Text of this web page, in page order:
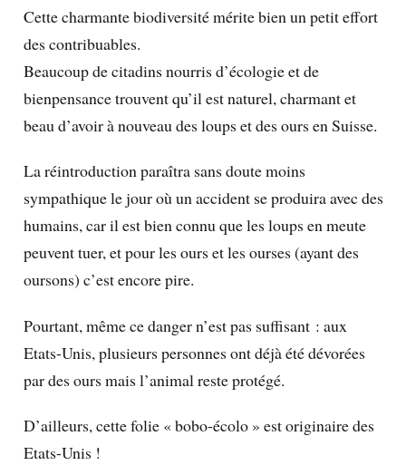
Cette charmante biodiversité mérite bien un petit effort
des contribuables.
Beaucoup de citadins nourris d’écologie et de
bienpensance trouvent qu’il est naturel, charmant et
beau d’avoir à nouveau des loups et des ours en Suisse.
La réintroduction paraîtra sans doute moins
sympathique le jour où un accident se produira avec des
humains, car il est bien connu que les loups en meute
peuvent tuer, et pour les ours et les ourses (ayant des
oursons) c’est encore pire.
Pourtant, même ce danger n’est pas suffisant : aux
Etats-Unis, plusieurs personnes ont déjà été dévorées
par des ours mais l’animal reste protégé.
D’ailleurs, cette folie « bobo-écolo » est originaire des
Etats-Unis !